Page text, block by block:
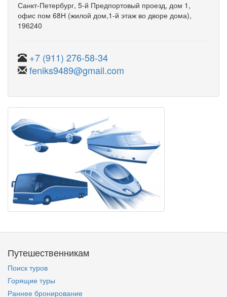
Санкт-Петербург, 5-й Предпортовый проезд, дом 1 ,
офис пом 68Н (жилой дом,1-й этаж во дворе дома),
196240
+7 (911) 276-58-34
feniks9489@gmail.com
Путешественникам
Поиск туров
Горящие туры
Раннее бронирование